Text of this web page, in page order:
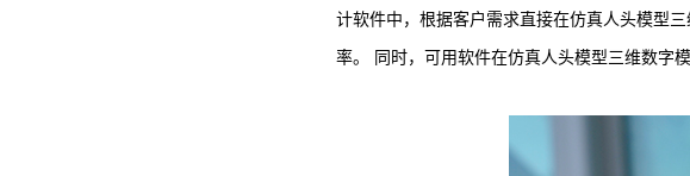
计软件中，根据客户需求直接在仿真人头模型
率。 同时，可用软件在仿真人头模型三维数字